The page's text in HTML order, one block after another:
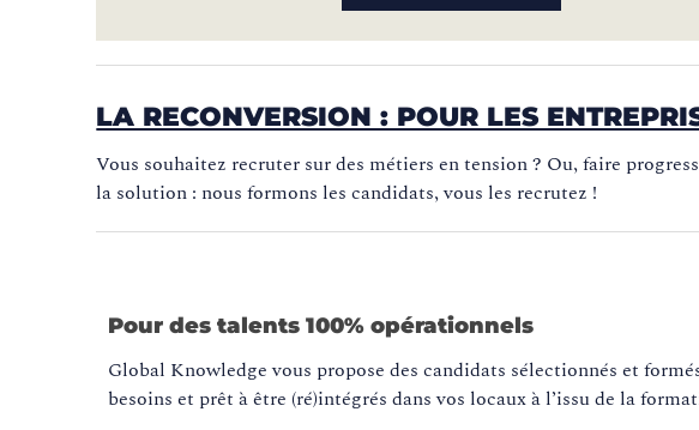
LA RECONVERSION : POUR LES
Vous souhaitez recruter sur des métiers en tension ? Ou, faire
la solution : nous formons les candidats, vous les recrutez !
Pour des talents 100% opérationnels
Global Knowledge vous propose des candidats sélectionnés et
besoins et prêt à être (ré)intégrés dans vos locaux à l’issu de la